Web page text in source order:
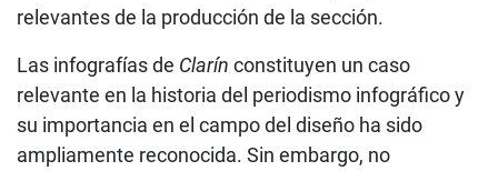
relevantes de la producción de la sección.
Las infografías de Clarín constituyen un caso
relevante en la historia del periodismo infográfico y
su importancia en el campo del diseño ha sido
ampliamente reconocida. Sin embargo, no